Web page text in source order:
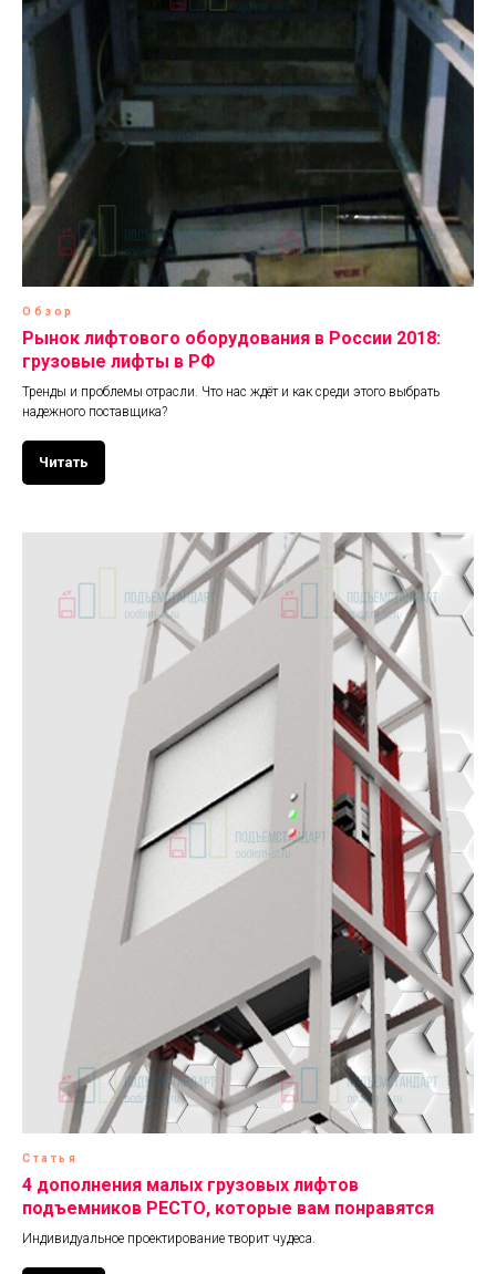
Обзор
Рынок лифтового оборудования в России 2018:
грузовые лифты в РФ
Тренды и проблемы отрасли. Что нас ждёт и как среди этого выбрать
надежного поставщика?
Читать
Статья
4 дополнения малых грузовых лифтов
подъемников РЕСТО, которые вам понравятся
Индивидуальное проектирование творит чудеса.